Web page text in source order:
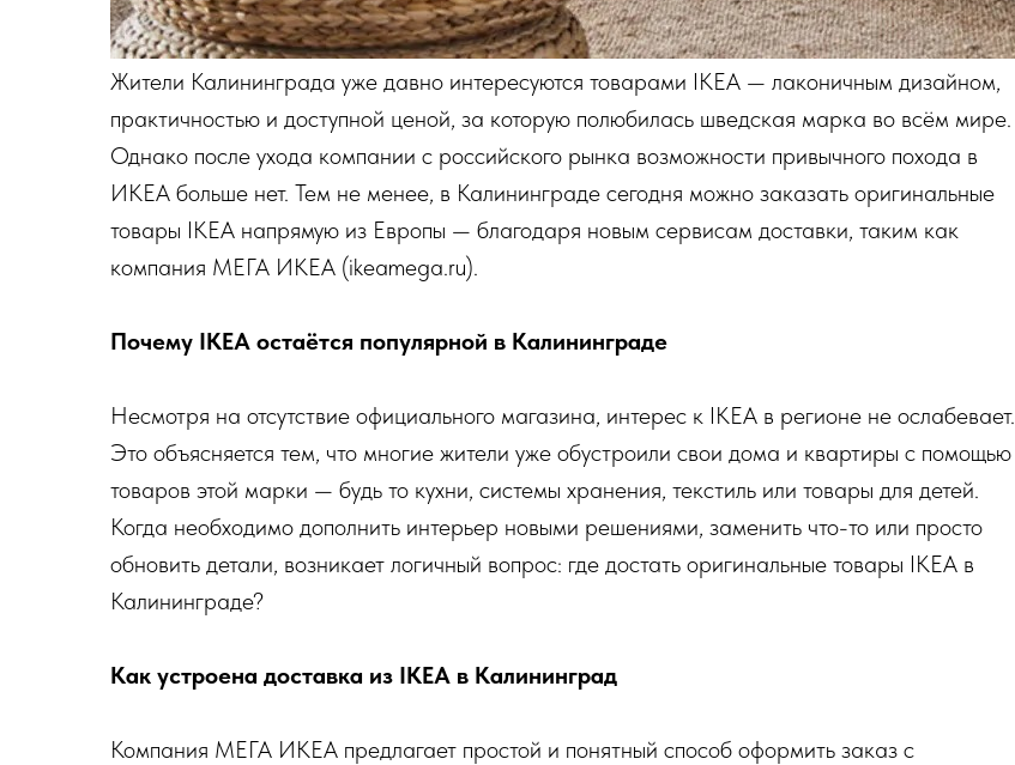
Жители Калининграда уже давно интересуются товарами IKEA — лаконичным дизайном,
практичностью и доступной ценой, за которую полюбилась шведская марка во всём мире.
Однако после ухода компании с российского рынка возможности привычного похода в
ИКЕА больше нет. Тем не менее, в Калининграде сегодня можно заказать оригинальные
товары IKEA напрямую из Европы — благодаря новым сервисам доставки, таким как
компания МЕГА ИКЕА (ikeamega.ru).
Почему IKEA остаётся популярной в Калининграде
Несмотря на отсутствие официального магазина, интерес к IKEA в регионе не ослабевает.
Это объясняется тем, что многие жители уже обустроили свои дома и квартиры с помощью
товаров этой марки — будь то кухни, системы хранения, текстиль или товары для детей.
Когда необходимо дополнить интерьер новыми решениями, заменить что-то или просто
обновить детали, возникает логичный вопрос: где достать оригинальные товары IKEA в
Калининграде?
Как устроена доставка из IKEA в Калининград
Компания МЕГА ИКЕА предлагает простой и понятный способ оформить заказ с